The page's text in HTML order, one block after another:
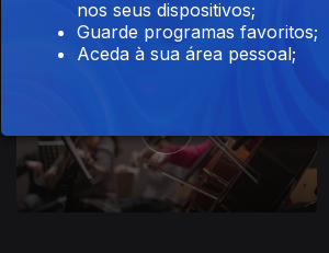
nos seus dispositivos;
Guarde programas favoritos;
Aceda à sua área pessoal;